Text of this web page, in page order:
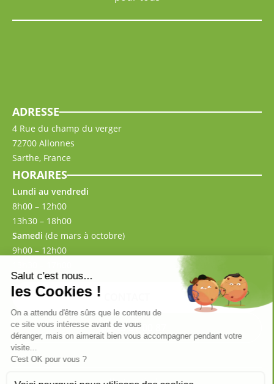
ADRESSE
4 Rue du champ du verger
72700 Allonnes
Sarthe, France
HORAIRES
Lundi au vendredi
8h00 – 12h00
13h30 – 18h00
Samedi (de mars à octobre)
9h00 – 12h00
02 43 57 00 87
Mentions légales